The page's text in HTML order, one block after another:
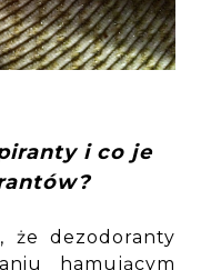
i co je
że dezodoranty
hamującym